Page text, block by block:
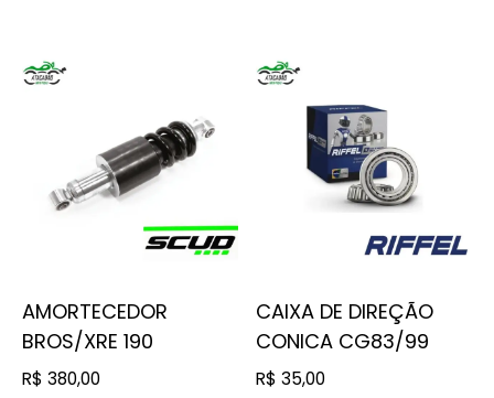
AMORTECEDOR
BROS/XRE 190
R$ 380,00
CAIXA DE DIREÇÃO
CONICA CG83/99
R$ 35,00